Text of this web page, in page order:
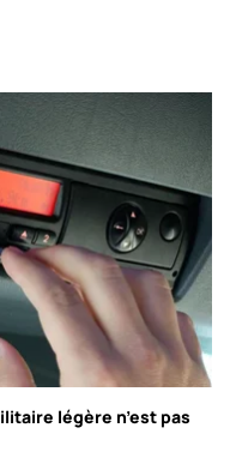
légère n’est pas